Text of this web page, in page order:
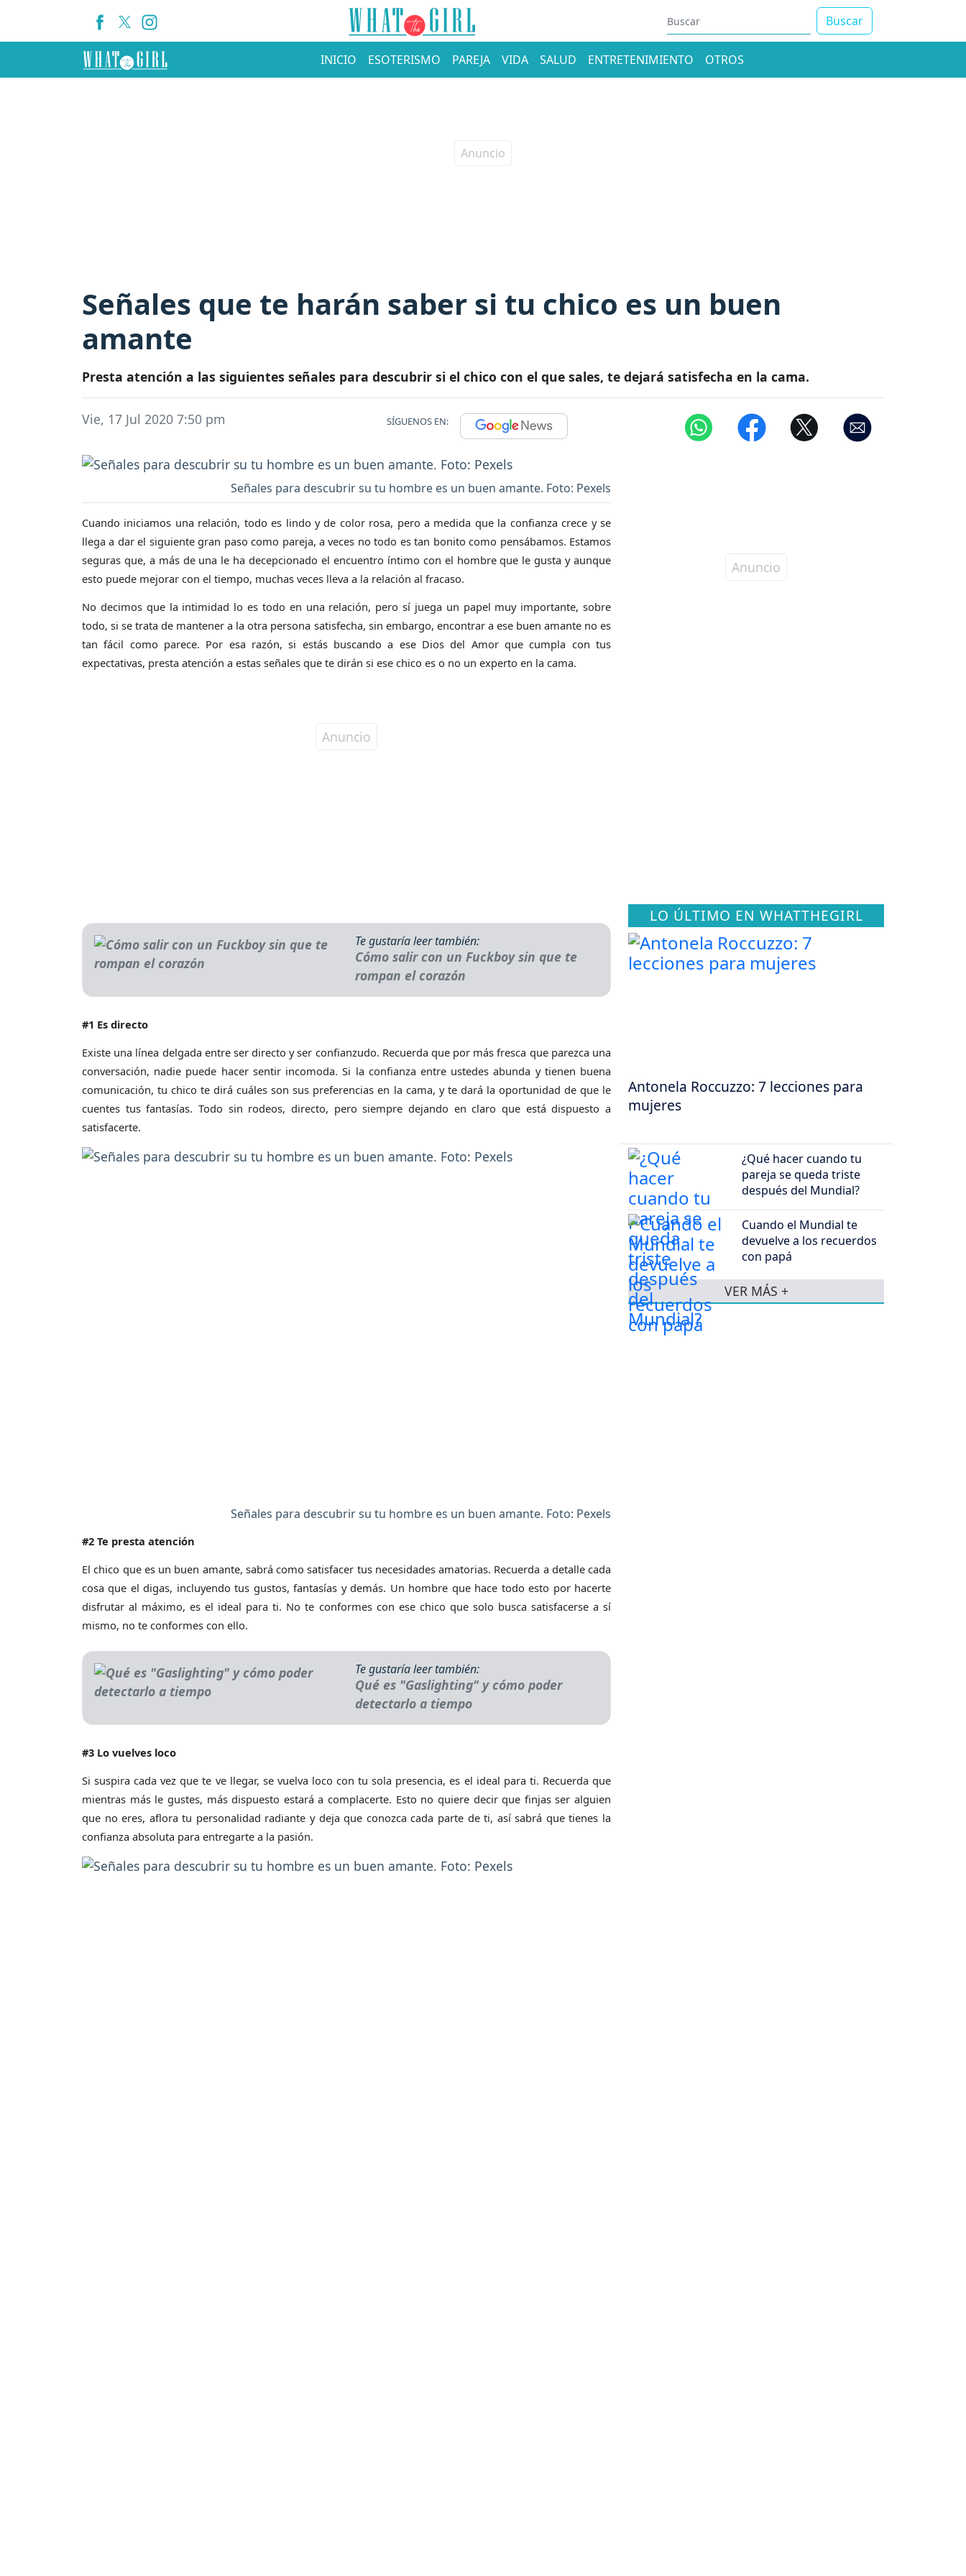
Buscar
INICIO ESOTERISMO PAREJA VIDA SALUD ENTRETENIMIENTO OTROS
Señales que te harán saber si tu chico es un buen
amante
Presta atención a las siguientes señales para descubrir si el chico con el que sales, te dejará satisfecha en la cama.
Vie, 17 Jul 2020 7:50 pm SÍGUENOS EN:
Señales para descubrir su tu hombre es un buen amante. Foto: Pexels
Cuando iniciamos una relación, todo es lindo y de color rosa, pero a medida que la confianza crece y se
llega a dar el siguiente gran paso como pareja, a veces no todo es tan bonito como pensábamos. Estamos
seguras que, a más de una le ha decepcionado el encuentro íntimo con el hombre que le gusta y aunque
esto puede mejorar con el tiempo, muchas veces lleva a la relación al fracaso.
No decimos que la intimidad lo es todo en una relación, pero sí juega un papel muy importante, sobre
todo, si se trata de mantener a la otra persona satisfecha, sin embargo, encontrar a ese buen amante no es
tan fácil como parece. Por esa razón, si estás buscando a ese Dios del Amor que cumpla con tus
expectativas, presta atención a estas señales que te dirán si ese chico es o no un experto en la cama.
Te gustaría leer también:
Cómo salir con un Fuckboy sin que te
rompan el corazón
#1 Es directo
Existe una línea delgada entre ser directo y ser confianzudo. Recuerda que por más fresca que parezca una
conversación, nadie puede hacer sentir incomoda. Si la confianza entre ustedes abunda y tienen buena
comunicación, tu chico te dirá cuáles son sus preferencias en la cama, y te dará la oportunidad de que le
cuentes tus fantasías. Todo sin rodeos, directo, pero siempre dejando en claro que está dispuesto a
satisfacerte.
Señales para descubrir su tu hombre es un buen amante. Foto: Pexels
#2 Te presta atención
El chico que es un buen amante, sabrá como satisfacer tus necesidades amatorias. Recuerda a detalle cada
cosa que el digas, incluyendo tus gustos, fantasías y demás. Un hombre que hace todo esto por hacerte
disfrutar al máximo, es el ideal para ti. No te conformes con ese chico que solo busca satisfacerse a sí
mismo, no te conformes con ello.
Te gustaría leer también:
Qué es "Gaslighting" y cómo poder
detectarlo a tiempo
#3 Lo vuelves loco
Si suspira cada vez que te ve llegar, se vuelva loco con tu sola presencia, es el ideal para ti. Recuerda que
mientras más le gustes, más dispuesto estará a complacerte. Esto no quiere decir que finjas ser alguien
que no eres, aflora tu personalidad radiante y deja que conozca cada parte de ti, así sabrá que tienes la
confianza absoluta para entregarte a la pasión.
LO ÚLTIMO EN WHATTHEGIRL
Antonela Roccuzzo: 7 lecciones para
mujeres
¿Qué hacer cuando tu
pareja se queda triste
después del Mundial?
Cuando el Mundial te
devuelve a los recuerdos
con papá
VER MÁS +